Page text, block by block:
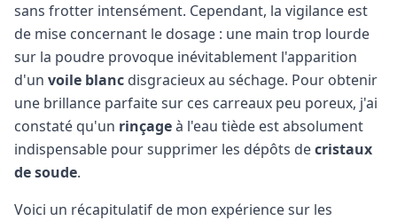
sans frotter intensément. Cependant, la vigilance est
de mise concernant le dosage : une main trop lourde
sur la poudre provoque inévitablement l'apparition
d'un voile blanc disgracieux au séchage. Pour obtenir
une brillance parfaite sur ces carreaux peu poreux, j'ai
constaté qu'un rinçageà l'eau tiède est absolument
indispensable pour supprimer les dépôts decristaux
de soude.
Voici un récapitulatif de mon expérience sur les